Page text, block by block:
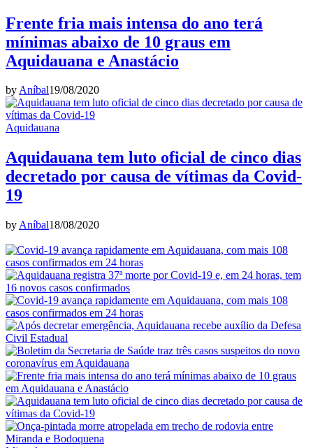
Frente fria mais intensa do ano terá
mínimas abaixo de 10 graus em
Aquidauana e Anastácio
byAníbal19/08/2020
Aquidauana
Aquidauana tem luto oficial de cinco dias
decretado por causa de vítimas da Covid-
19
by Aníbal18/08/2020